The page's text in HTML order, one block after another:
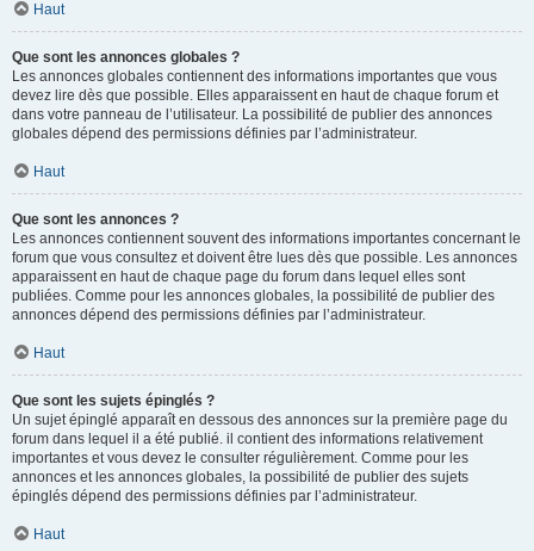
Haut
Que sont les annonces globales ?
Les annonces globales contiennent des informations importantes que vous
devez lire dès que possible. Elles apparaissent en haut de chaque forum et
dans votre panneau de l’utilisateur. La possibilité de publier des annonces
globales dépend des permissions définies par l’administrateur.
Haut
Que sont les annonces ?
Les annonces contiennent souvent des informations importantes concernant le
forum que vous consultez et doivent être lues dès que possible. Les annonces
apparaissent en haut de chaque page du forum dans lequel elles sont
publiées. Comme pour les annonces globales, la possibilité de publier des
annonces dépend des permissions définies par l’administrateur.
Haut
Que sont les sujets épinglés ?
Un sujet épinglé apparaît en dessous des annonces sur la première page du
forum dans lequel il a été publié. il contient des informations relativement
importantes et vous devez le consulter régulièrement. Comme pour les
annonces et les annonces globales, la possibilité de publier des sujets
épinglés dépend des permissions définies par l’administrateur.
Haut